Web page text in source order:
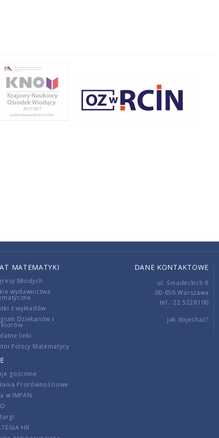
MATEMATYKI
Młodych
wydawnictwa
z wykładów
Dziekanów i
linki
Polscy Matematycy
gościnne
Prorównościowe
w IMPAN
HR
DANE KONTAKTOWE
ul. Śniadeckich 8
00-656 Warszawa
tel.: 22 5228100
Jak dojechać?